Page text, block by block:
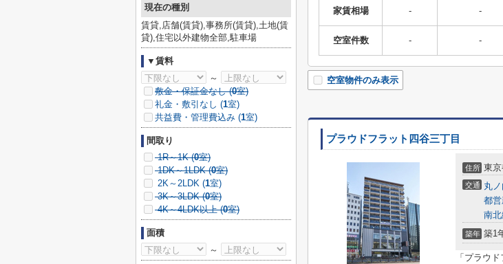
家賃相場 - -
空室件数 - -
空室物件のみ表示
プラウドフラット四谷三丁目
住所 東
交通 丸
都
南北
築年 築1
「プラウ
現在の種別
賃貸,店舗(賃貸),事務所(賃貸),土地(賃
貸),住宅以外建物全部,駐車場
▼賃料
～
敷金・保証金なし (0室)
礼金・敷引なし (1室)
共益費・管理費込み (1室)
間取り
1R～1K (0室)
1DK～1LDK (0室)
2K～2LDK (1室)
3K～3LDK (0室)
4K～4LDK以上 (0室)
面積
～